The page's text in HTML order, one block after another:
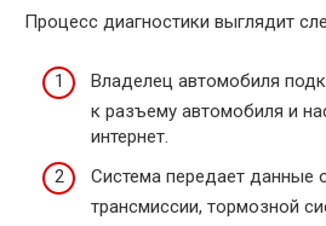
Процесс диагностики выглядит
Владелец автомобиля
к разъему автомобиля и
интернет.
Система передает данные
трансмиссии, тормозной